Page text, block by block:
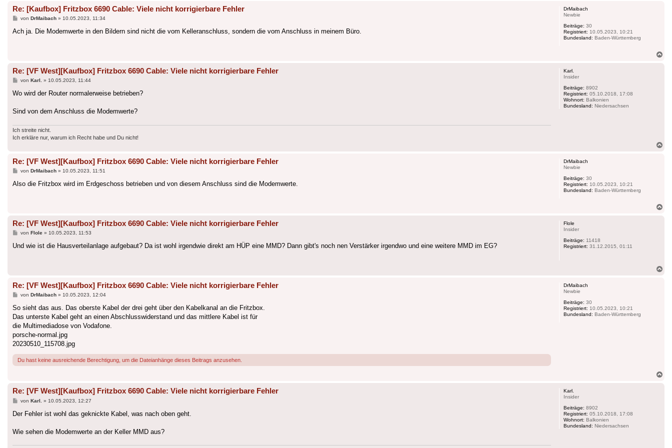
DrMaibach
Newbie
Beiträge: 30
Registriert: 10.05.2023, 10:21
Bundesland: Baden-Württemberg
Re: [Kaufbox] Fritzbox 6690 Cable: Viele nicht korrigierbare Fehler
Beitrag
von DrMaibach» 10.05.2023, 11:34
Ach ja. Die Modemwerte in den Bildern sind nicht die vom Kelleranschluss, sondern die vom Anschluss in meinem Büro.
Karl.
Insider
Beiträge: 8902
Registriert: 05.10.2018, 17:08
Wohnort: Balkonien
Bundesland: Niedersachsen
Re: [VF West][Kaufbox] Fritzbox 6690 Cable: Viele nicht korrigierbare Fehler
Beitrag
von Karl. » 10.05.2023, 11:44
Wo wird der Router normalerweise betrieben?
Sind von dem Anschluss die Modemwerte?
Ich streite nicht.
Ich erkläre nur, warum ich Recht habe und Du nicht!
DrMaibach
Newbie
Beiträge: 30
Registriert: 10.05.2023, 10:21
Bundesland: Baden-Württemberg
Re: [VF West][Kaufbox] Fritzbox 6690 Cable: Viele nicht korrigierbare Fehler
Beitrag
von DrMaibach» 10.05.2023, 11:51
Also die Fritzbox wird im Erdgeschoss betrieben und von diesem Anschluss sind die Modemwerte.
Flole
Insider
Beiträge: 11418
Registriert: 31.12.2015, 01:11
Re: [VF West][Kaufbox] Fritzbox 6690 Cable: Viele nicht korrigierbare Fehler
Beitrag
von Flole» 10.05.2023, 11:53
Und wie ist die Hausverteilanlage aufgebaut? Da ist wohl irgendwie direkt am HÜP eine MMD? Dann gibt's noch nen Verstärker irgendwo und eine weitere MMD im EG?
DrMaibach
Newbie
Beiträge: 30
Registriert: 10.05.2023, 10:21
Bundesland: Baden-Württemberg
Re: [VF West][Kaufbox] Fritzbox 6690 Cable: Viele nicht korrigierbare Fehler
Beitrag
von DrMaibach» 10.05.2023, 12:04
So sieht das aus. Das oberste Kabel der drei geht über den Kabelkanal an die Fritzbox.
Das unterste Kabel geht an einen Abschlusswiderstand und das mittlere Kabel ist für
die Multimediadose von Vodafone.
porsche-normal.jpg
20230510_115708.jpg
Du hast keine ausreichende Berechtigung, um die Dateianhänge dieses Beitrags anzusehen.
Karl.
Insider
Beiträge: 8902
Registriert: 05.10.2018, 17:08
Wohnort: Balkonien
Bundesland: Niedersachsen
Re: [VF West][Kaufbox] Fritzbox 6690 Cable: Viele nicht korrigierbare Fehler
Beitrag
von Karl. » 10.05.2023, 12:27
Der Fehler ist wohl das geknickte Kabel, was nach oben geht.
Wie sehen die Modemwerte an der Keller MMD aus?